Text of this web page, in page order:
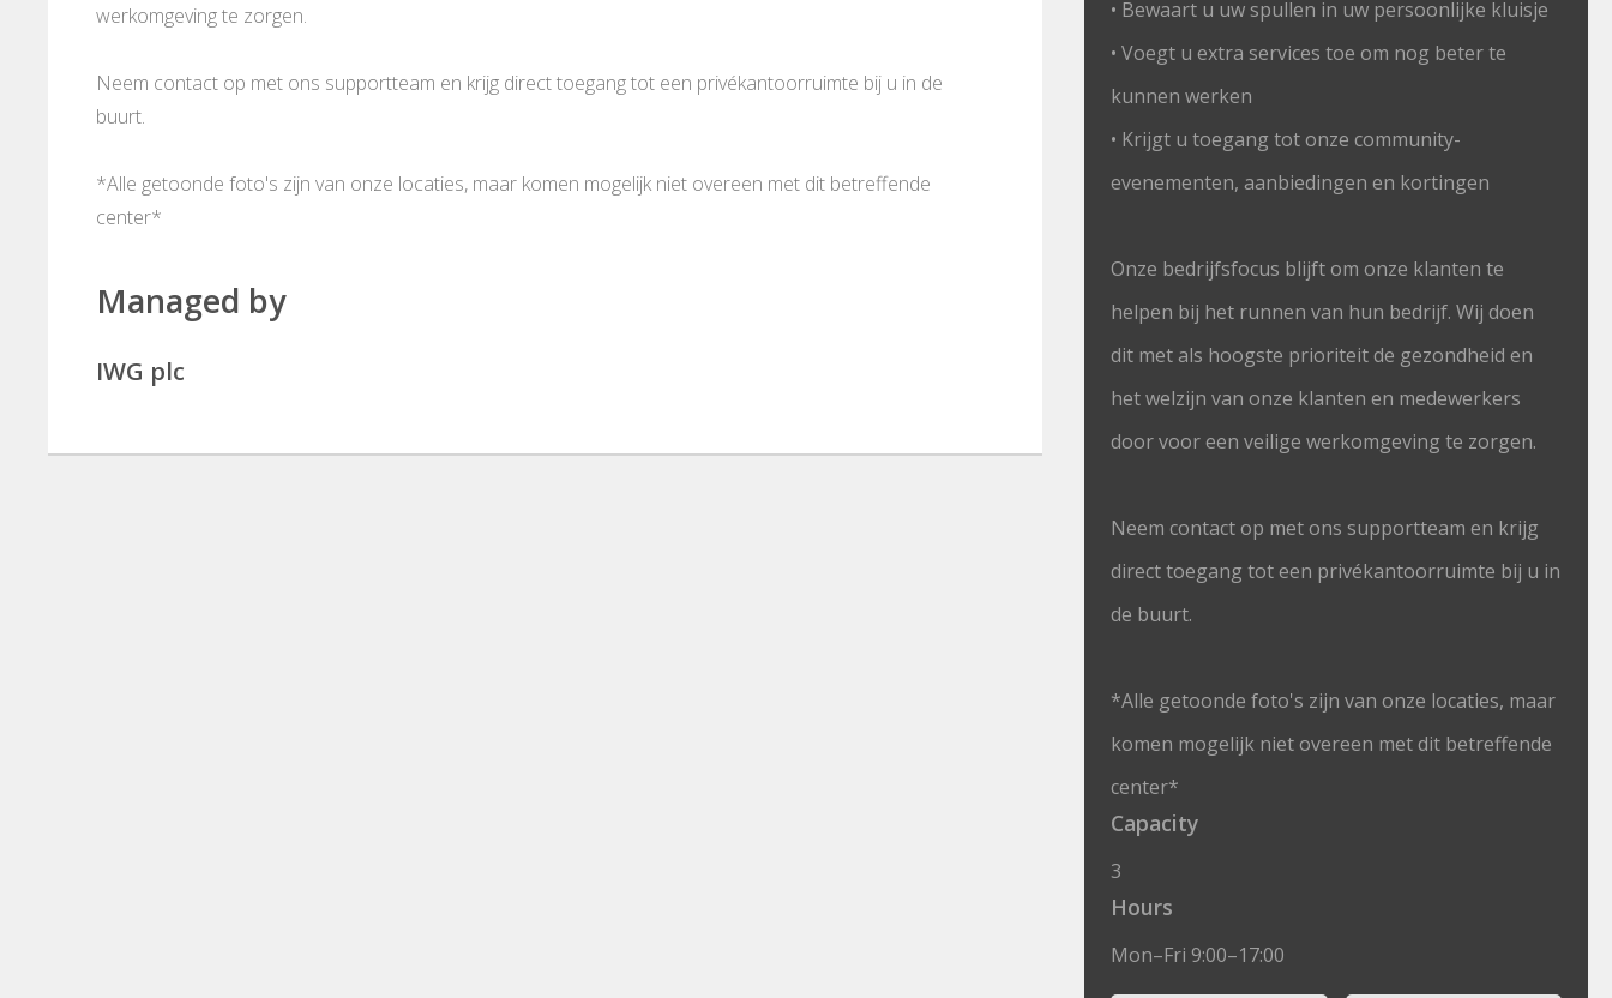
werkomgeving te zorgen.
Neem contact op met ons supportteam en krijg direct toegang tot een privékantoorruimte bij u in de
buurt.
*Alle getoonde foto's zijn van onze locaties, maar komen mogelijk niet overeen met dit betreffende
center*
Managed by
IWG plc
• Bewaart u uw spullen in uw persoonlijke kluisje
• Voegt u extra services toe om nog beter te
kunnen werken
• Krijgt u toegang tot onze community-
evenementen, aanbiedingen en kortingen
Onze bedrijfsfocus blijft om onze klanten te
helpen bij het runnen van hun bedrijf. Wij doen
dit met als hoogste prioriteit de gezondheid en
het welzijn van onze klanten en medewerkers
door voor een veilige werkomgeving te zorgen.
Neem contact op met ons supportteam en krijg
direct toegang tot een privékantoorruimte bij u in
de buurt.
*Alle getoonde foto's zijn van onze locaties, maar
komen mogelijk niet overeen met dit betreffende
center*
Capacity
3
Hours
Mon–Fri 9:00–17:00